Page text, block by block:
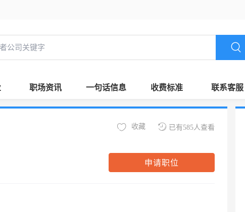
职场资讯 一句话信息 收费标准 联系客服
已有585人查看
收藏
申请职位